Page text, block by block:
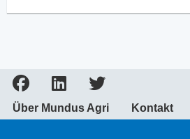
Über Mundus Agri Kontakt